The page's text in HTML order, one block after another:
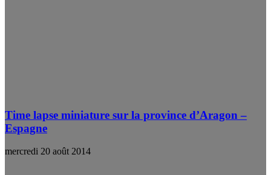
Time lapse miniature sur la province d’Aragon –
Espagne
mercredi 20 août 2014